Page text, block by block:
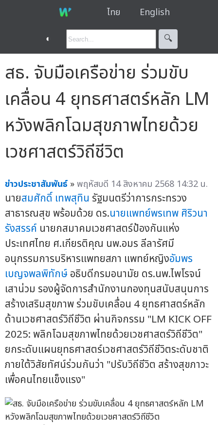
ไทย English
◐ 🔍︎
สธ. จับมือเครือข่าย ร่วมขับ
เคลื่อน 4 ยุทธศาสตร์หลัก LM
หวังพลิกโฉมสุขภาพไทยด้วย
เวชศาสตร์วิถีชีวิต
ข่าวประชาสัมพันธ์ »พฤหัสบดี 14 สิงหาคม 2568 14:32 น.
นายสมศักดิ์ เทพสุทิน รัฐมนตรีว่าการกระทรวง
สาธารณสุข พร้อมด้วย ดร.นายแพทย์พรเทพ ศิริวนา
รังสรรค์ นายกสมาคมเวชศาสตร์ป้องกันแห่ง
ประเทศไทย ศ.เกียรติคุณ นพ.อมร ลีลารัศมี
อนุกรรมการบริหารแพทยสภา แพทย์หญิงอัมพร
เบญจพลพิทักษ์อธิบดีกรมอนามัย ดร.นพ.ไพโรจน์
เสาน่วม รองผู้จัดการสำนักงานกองทุนสนับสนุนการ
สร้างเสริมสุขภาพ ร่วมขับเคลื่อน 4 ยุทธศาสตร์หลัก
ด้านเวชศาสตร์วิถีชีวิต ผ่านกิจกรรม "LM KICK OFF
2025: พลิกโฉมสุขภาพไทยด้วยเวชศาสตร์วิถีชีวิต"
ยกระดับแผนยุทธศาสตร์เวชศาสตร์วิถีชีวิตระดับชาติ
ภายใต้วิสัยทัศน์ร่วมกันว่า "ปรับวิถีชีวิต สร้างสุขภาวะ
เพื่อคนไทยแข็งแรง"